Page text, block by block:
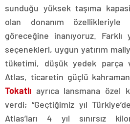
sunduğu yüksek taşıma
olan donanım
göreceğine inanıyoruz. Farklı
seçenekleri, uygun yatırım
tüketimi, düşük yedek parça
Atlas, ticaretin güçlü
Tokatlı ayrıca lansmana özel
verdi; “Geçtiğimiz yıl
Atlas’ları 4 yıl sınırsız